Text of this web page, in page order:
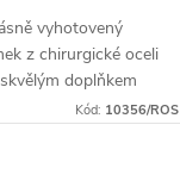
vyhotovený
z chirurgické oceli
doplňkem
šperků.
Kód: 10356/ROS